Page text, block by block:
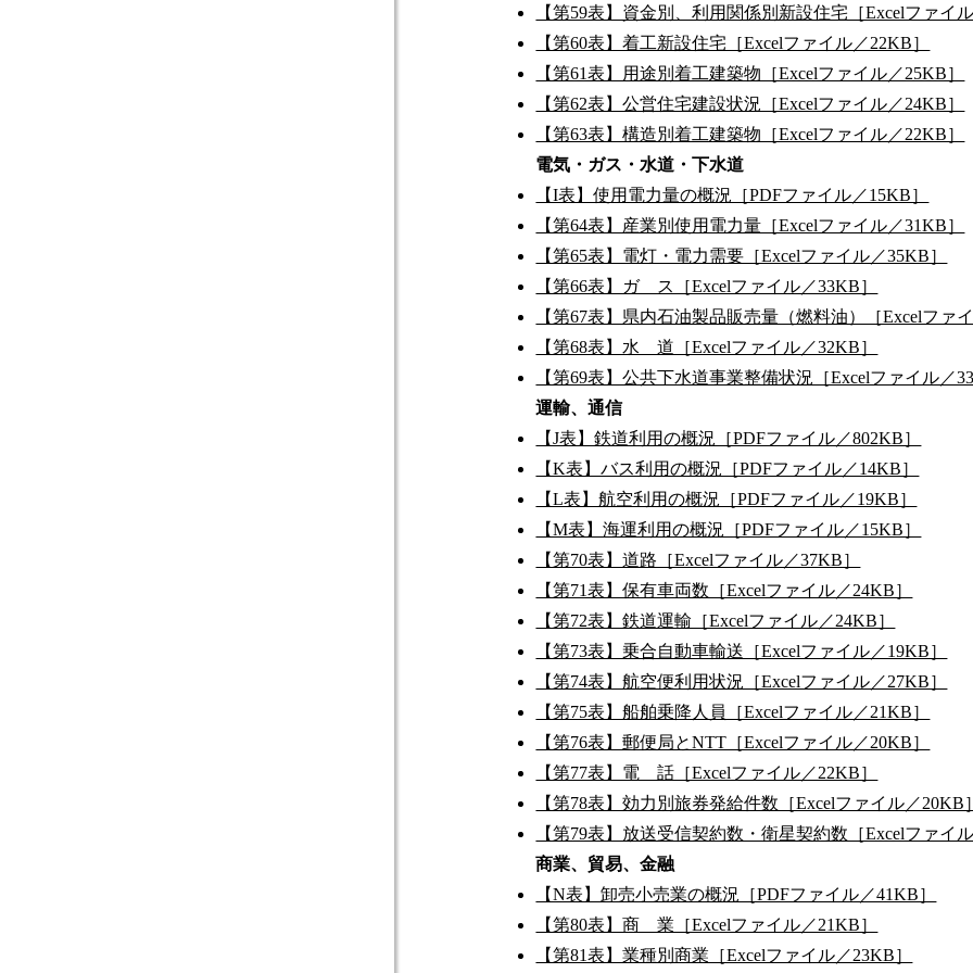
【第59表】資金別、利用関係別新設住宅［Excelファイ
【第60表】着工新設住宅［Excelファイル／22KB］
【第61表】用途別着工建築物［Excelファイル／25KB］
【第62表】公営住宅建設状況［Excelファイル／24KB］
【第63表】構造別着工建築物［Excelファイル／22KB］
電気・ガス・水道・下水道
【I表】使用電力量の概況［PDFファイル／15KB］
【第64表】産業別使用電力量［Excelファイル／31KB］
【第65表】電灯・電力需要［Excelファイル／35KB］
【第66表】ガ ス［Excelファイル／33KB］
【第67表】県内石油製品販売量（燃料油）［Excelファ
【第68表】水 道［Excelファイル／32KB］
【第69表】公共下水道事業整備状況［Excelファイル／
運輸、通信
【J表】鉄道利用の概況［PDFファイル／802KB］
【K表】バス利用の概況［PDFファイル／14KB］
【L表】航空利用の概況［PDFファイル／19KB］
【M表】海運利用の概況［PDFファイル／15KB］
【第70表】道路［Excelファイル／37KB］
【第71表】保有車両数［Excelファイル／24KB］
【第72表】鉄道運輸［Excelファイル／24KB］
【第73表】乗合自動車輸送［Excelファイル／19KB］
【第74表】航空便利用状況［Excelファイル／27KB］
【第75表】船舶乗降人員［Excelファイル／21KB］
【第76表】郵便局とNTT［Excelファイル／20KB］
【第77表】電 話［Excelファイル／22KB］
【第78表】効力別旅券発給件数［Excelファイル／20KB］
【第79表】放送受信契約数・衛星契約数［Excelファイ
商業、貿易、金融
【N表】卸売小売業の概況［PDFファイル／41KB］
【第80表】商 業［Excelファイル／21KB］
【第81表】業種別商業［Excelファイル／23KB］